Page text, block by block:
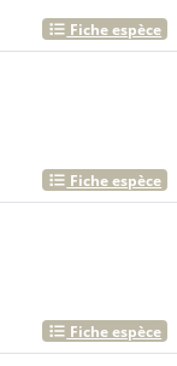
Fiche espèce
Fiche espèce
Fiche espèce